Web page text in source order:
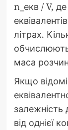
n_екв / V,
літрах.
маса
Якщо
від однієї